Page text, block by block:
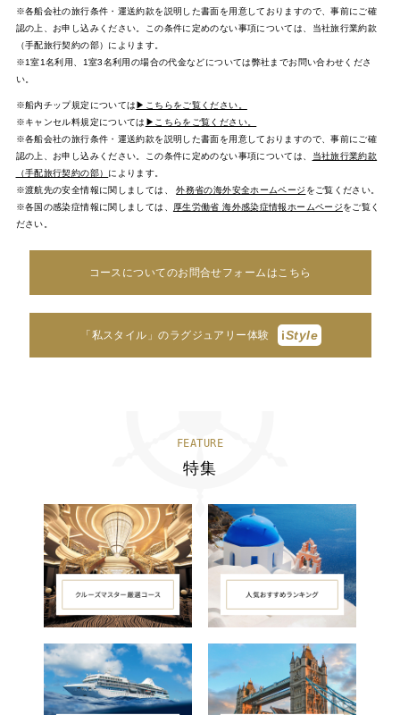
※各船会社の旅行条件・運送約款を説明した書面を用意しておりますので、事前にご確
認の上、お申し込みください。この条件に定めのない事項については、当社旅行業約款
（手配旅行契約の部）によります。
※1室1名利用、1室3名利用の場合の代金などについては弊社までお問い合わせくださ
い。
※船内チップ規定については▶こちらをご覧ください。
※キャンセル料規定については ▶こちらをご覧ください。
※各船会社の旅行条件・運送約款を説明した書面を用意しておりますので、事前にご確
認の上、お申し込みください。この条件に定めのない事項については、
当社旅行業約款
（手配旅行契約の部） によります。
※渡航先の安全情報に関しましては、外務省の海外安全ホームページ をご覧ください。
※各国の感染症情報に関しましては、
厚生労働省 海外感染症情報ホームページをご覧く
ださい。
コースについてのお問合せフォームはこちら
「私スタイル」のラグジュアリー体験 iStyle
FEATURE
特集